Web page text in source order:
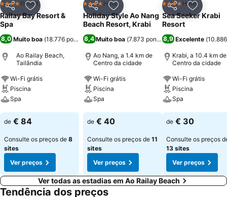
PartilharAdicionar aos favoritos
4 EstrelasResort
Railay Bay Resort &
Spa
8,0 Muito boa (18.776 pontuações)
Ao Railay Beach,
Tailândia
Wi-Fi grátis
Piscina
Spa
Ver preços
de € 84
Consulte os preços de 8
sites
Ver preços
PartilharAdicionar aos favoritos
4 EstrelasHotel
Holiday Style Ao Nang
Beach Resort, Krabi
8,4 Muito boa (7.873 pontuações)
Ao Nang, a 1.4 km de
Centro da cidade
Wi-Fi grátis
Piscina
Spa
Ver preços
de € 40
Consulte os preços de 11
sites
Ver preços
Partilhar
4 EstrelasHotel
Sea Seeker Krabi
Resort
8,9 Excelente (
Krabi, a 10.4 km de
Centro da cidade
Wi-Fi grátis
Piscina
Spa
Ver preços
de € 30
Consulte os preços
13 sites
Ver preços
Ver todas as estadias em Ao Railay Beach
Tendência dos preços